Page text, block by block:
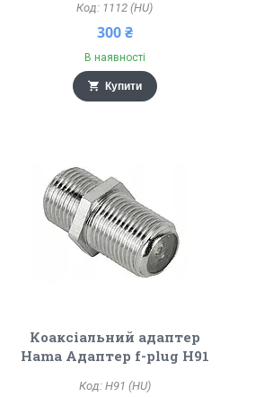
1112 (HU)
300 ₴
В наявності
Купити
Коаксіальний адаптер
Hama Адаптер f-plug H91
H91 (HU)